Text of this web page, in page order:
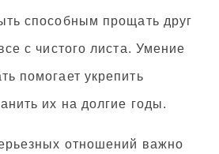
способным прощать друг
с чистого листа. Умение
помогает укрепить
их на долгие годы.
отношений важно